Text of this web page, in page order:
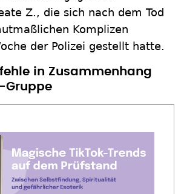
Z., die sich nach dem Tod
Komplizen
der Polizei gestellt hatte.
in Zusammenhang
Gruppe